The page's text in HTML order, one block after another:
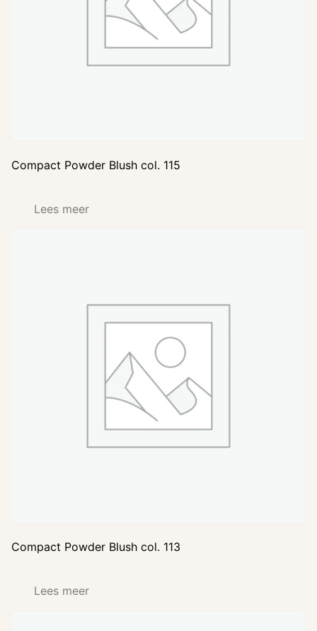
Compact Powder Blush col. 115
Lees meer
Compact Powder Blush col. 113
Lees meer